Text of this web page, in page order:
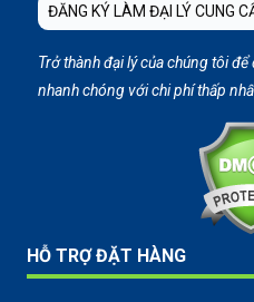
ĐĂNG KÝ LÀM ĐẠI LÝ CUNG
Trở thành đại lý của chúng tôi
nhanh chóng với chi phí thấp
HỖ TRỢ ĐẶT HÀNG